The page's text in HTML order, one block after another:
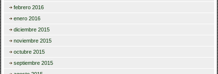
febrero 2016
enero 2016
diciembre 2015
noviembre 2015
octubre 2015
septiembre 2015